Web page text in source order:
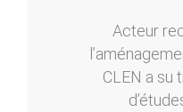
Acteur
CLEN a su